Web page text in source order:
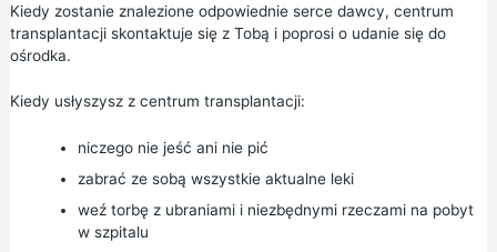
Kiedy zostanie znalezione odpowiednie serce dawcy, centrum
transplantacji skontaktuje się z Tobą i poprosi o udanie się do
ośrodka.
Kiedy usłyszysz z centrum transplantacji:
niczego nie jeść ani nie pić
zabrać ze sobą wszystkie aktualne leki
weź torbę z ubraniami i niezbędnymi rzeczami na pobyt
w szpitalu